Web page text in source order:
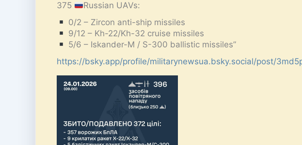
375
Russian UAVs:
0/2 – Zircon anti-ship missiles
9/12 – Kh-22/Kh-32 cruise missiles
5/6 – Iskander-M / S-300 ballistic missiles”
https://bsky.app/profile/militarynewsua.bsky.social/post/